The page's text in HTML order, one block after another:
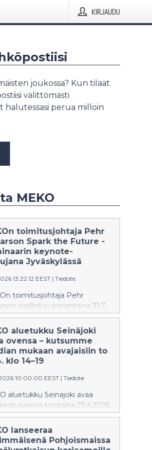
KIRJAUDU
joukossa? Kun tilaat
välittömästi
halutessasi perua milloin
MEKO
toimitusjohtaja Pehr
Spark the Future -
keynote-
Jyväskylässä
13:22:12 EEST | Tiedote
toimitusjohtaja Pehr
osallistuu perjantaina 31.7.
järjestettävään
Spark the Future -
joka kokoaa yhteen
liikkumisen, teknologian,
ja moottoriurheilun
-tapahtumaa.
aluetukku Seinäjoki
ovensa – kutsumme
mukaan avajaisiin to
klo 14–19
10:00:00 EEST | Tiedote
aluetukku Seinäjoki avaa
ovensa torstaina 23.4.2026.
paikallisen ja autoalan
tutustumaan uuteen
sen palveluihin sekä
lanseeraa
Pohjoismaissa